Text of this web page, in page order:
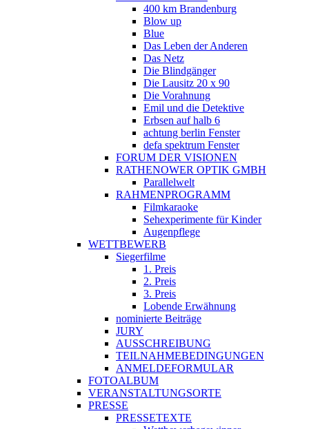
400 km Brandenburg
Blow up
Blue
Das Leben der Anderen
Das Netz
Die Blindgänger
Die Lausitz 20 x 90
Die Vorahnung
Emil und die Detektive
Erbsen auf halb 6
achtung berlin Fenster
defa spektrum Fenster
FORUM DER VISIONEN
RATHENOWER OPTIK GMBH
Parallelwelt
RAHMENPROGRAMM
Filmkaraoke
Sehexperimente für Kinder
Augenpflege
WETTBEWERB
Siegerfilme
1. Preis
2. Preis
3. Preis
Lobende Erwähnung
nominierte Beiträge
JURY
AUSSCHREIBUNG
TEILNAHMEBEDINGUNGEN
ANMELDEFORMULAR
FOTOALBUM
VERANSTALTUNGSORTE
PRESSE
PRESSETEXTE